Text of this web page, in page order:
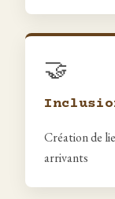
🤝
Création de
arrivants